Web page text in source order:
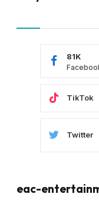
81K
TikTok
Twitter
eac-